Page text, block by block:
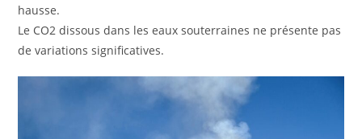
hausse.
Le CO2 dissous dans les eaux souterraines ne présente pas
de variations significatives.